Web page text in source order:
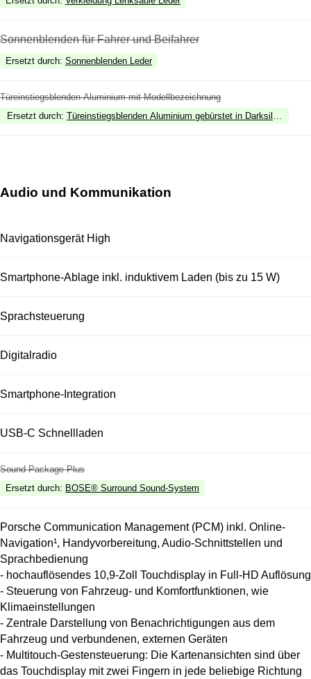
Sonnenblenden für Fahrer und Beifahrer
Ersetzt durch: Sonnenblenden Leder
Türeinstiegsblenden Aluminium mit Modellbezeichnung
Ersetzt durch: Türeinstiegsblenden Aluminium gebürstet in Darksilver,
Audio und Kommunikation
Navigationsgerät High
Smartphone-Ablage inkl. induktivem Laden (bis zu 15 W)
Sprachsteuerung
Digitalradio
Smartphone-Integration
USB-C Schnellladen
Sound Package Plus
Ersetzt durch: BOSE® Surround Sound-System
Porsche Communication Management (PCM) inkl. Online-
Navigation¹, Handyvorbereitung, Audio-Schnittstellen und
Sprachbedienung
- hochauflösendes 10,9-Zoll Touchdisplay in Full-HD Auflösung
- Steuerung von Fahrzeug- und Komfortfunktionen, wie
Klimaeinstellungen
- Zentrale Darstellung von Benachrichtigungen aus dem
Fahrzeug und verbundenen, externen Geräten
- Multitouch-Gestensteuerung: Die Kartenansichten sind über
das Touchdisplay mit zwei Fingern in jede beliebige Richtung